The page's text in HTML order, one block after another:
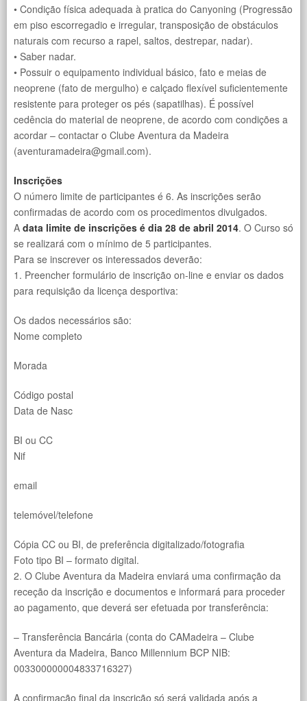
• Condição física adequada à pratica do Canyoning (Progressão
em piso escorregadio e irregular, transposição de obstáculos
naturais com recurso a rapel, saltos, destrepar, nadar).
• Saber nadar.
• Possuir o equipamento individual básico, fato e meias de
neoprene (fato de mergulho) e calçado flexível suficientemente
resistente para proteger os pés (sapatilhas). É possível
cedência do material de neoprene, de acordo com condições a
acordar – contactar o Clube Aventura da Madeira
(aventuramadeira@gmail.com).
Inscrições
O número limite de participantes é 6. As inscrições serão
confirmadas de acordo com os procedimentos divulgados.
A data limite de inscrições é dia 28 de abril 2014. O Curso só
se realizará com o mínimo de 5 participantes.
Para se inscrever os interessados deverão:
1. Preencher formulário de inscrição on-line e enviar os dados
para requisição da licença desportiva:
Os dados necessários são:
Nome completo
Morada
Código postal
Data de Nasc
BI ou CC
Nif
email
telemóvel/telefone
Cópia CC ou BI, de preferência digitalizado/fotografia
Foto tipo BI – formato digital.
2. O Clube Aventura da Madeira enviará uma confirmação da
receção da inscrição e documentos e informará para proceder
ao pagamento, que deverá ser efetuada por transferência:
– Transferência Bancária (conta do CAMadeira – Clube
Aventura da Madeira, Banco Millennium BCP NIB:
003300000004833716327)
A confirmação final da inscrição só será validada após a